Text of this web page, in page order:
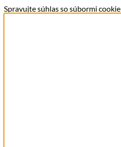
Spravujte súhlas so súbormi cookie